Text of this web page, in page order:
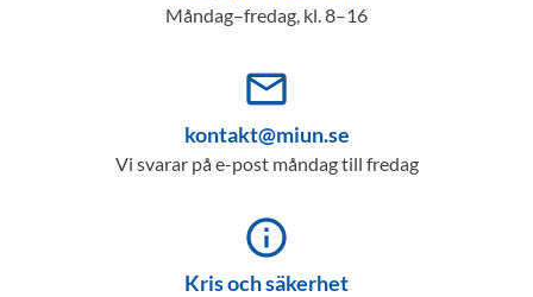
Måndag–fredag, kl. 8–16
mail_outline
kontakt@miun.se
Vi svarar på e-post måndag till fredag
info_outline
Kris och säkerhet